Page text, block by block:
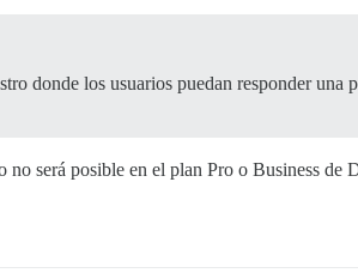
donde los usuarios puedan responder una
será posible en el plan Pro o Business de